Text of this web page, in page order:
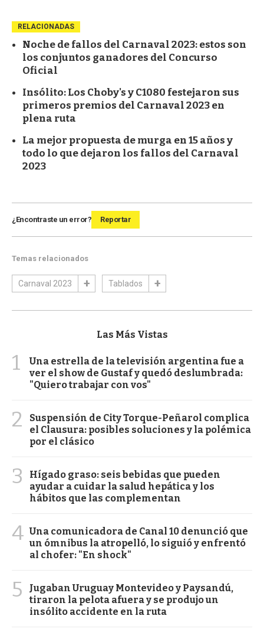
RELACIONADAS
Noche de fallos del Carnaval 2023: estos son
los conjuntos ganadores del Concurso
Oficial
Insólito: Los Choby's y C1080 festejaron sus
primeros premios del Carnaval 2023 en
plena ruta
La mejor propuesta de murga en 15 años y
todo lo que dejaron los fallos del Carnaval
2023
¿Encontraste un error? Reportar
Temas relacionados
Carnaval 2023 Tablados
Las Más Vistas
1
Una estrella de la televisión argentina fue a
ver el show de Gustaf y quedó deslumbrada:
"Quiero trabajar con vos"
2
Suspensión de City Torque-Peñarol complica
el Clausura: posibles soluciones y la polémica
por el clásico
3
Hígado graso: seis bebidas que pueden
ayudar a cuidar la salud hepática y los
hábitos que las complementan
4 Una comunicadora de Canal 10 denunció que
un ómnibus la atropelló, lo siguió y enfrentó
al chofer: "En shock"
5
Jugaban Uruguay Montevideo y Paysandú,
tiraron la pelota afuera y se produjo un
insólito accidente en la ruta